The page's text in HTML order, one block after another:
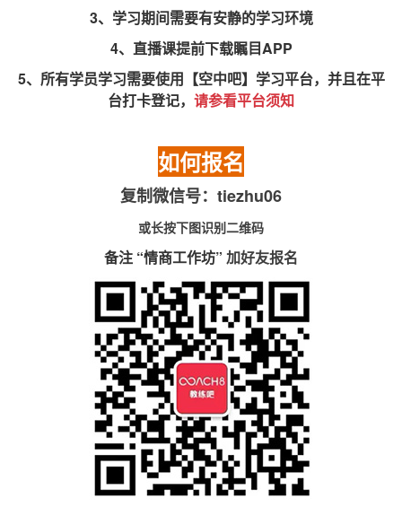
3、学习期间需要有安静的学习环境
4、直播课提前下载瞩目APP
5、所有学员学习需要使用【空中吧】学习平台，并且在平
台打卡登记， 请参看平台须知
如何报名
复制微信号：tiezhu06
或长按下图识别二维码
备注 “情商工作坊” 加好友报名